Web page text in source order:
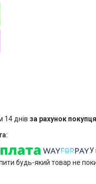
14 днів за рахунок покупця
У
будь-який товар не